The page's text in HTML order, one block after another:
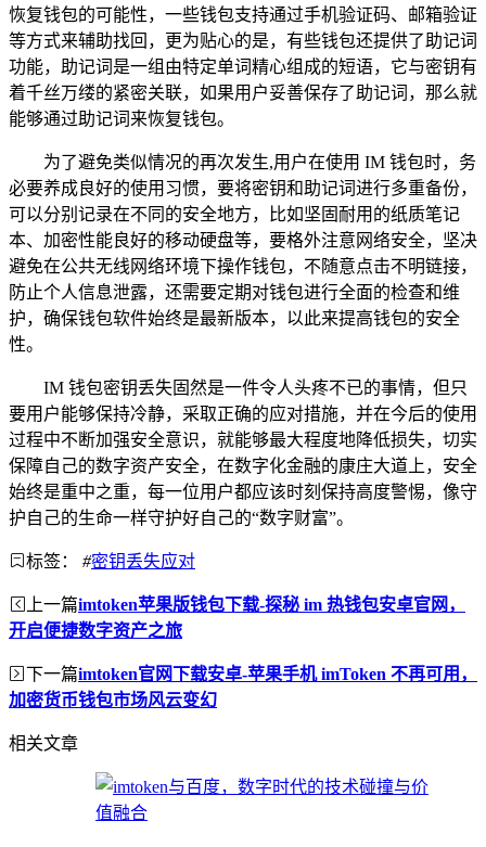
恢复钱包的可能性，一些钱包支持通过手机验证码、邮箱验证
等方式来辅助找回，更为贴心的是，有些钱包还提供了助记词
功能，助记词是一组由特定单词精心组成的短语，它与密钥有
着千丝万缕的紧密关联，如果用户妥善保存了助记词，那么就
能够通过助记词来恢复钱包。
为了避免类似情况的再次发生,用户在使用 IM 钱包时，务
必要养成良好的使用习惯，要将密钥和助记词进行多重备份，
可以分别记录在不同的安全地方，比如坚固耐用的纸质笔记
本、加密性能良好的移动硬盘等，要格外注意网络安全，坚决
避免在公共无线网络环境下操作钱包，不随意点击不明链接，
防止个人信息泄露，还需要定期对钱包进行全面的检查和维
护，确保钱包软件始终是最新版本，以此来提高钱包的安全
性。
IM 钱包密钥丢失固然是一件令人头疼不已的事情，但只
要用户能够保持冷静，采取正确的应对措施，并在今后的使用
过程中不断加强安全意识，就能够最大程度地降低损失，切实
保障自己的数字资产安全，在数字化金融的康庄大道上，安全
始终是重中之重，每一位用户都应该时刻保持高度警惕，像守
护自己的生命一样守护好自己的“数字财富”。
标签： #密钥丢失应对
上一篇imtoken苹果版钱包下载-探秘 im 热钱包安卓官网，
开启便捷数字资产之旅
下一篇imtoken官网下载安卓-苹果手机 imToken 不再可用，
加密货币钱包市场风云变幻
相关文章